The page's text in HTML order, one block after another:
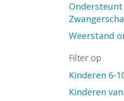
Ondersteunt
Weerstand
Filter op
Kinderen 6-
Kinderen